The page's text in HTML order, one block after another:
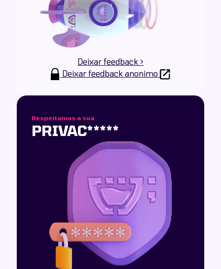
Deixar feedback >
Deixar feedback anonimo
Respeitamos a sua
PRIVAC*****